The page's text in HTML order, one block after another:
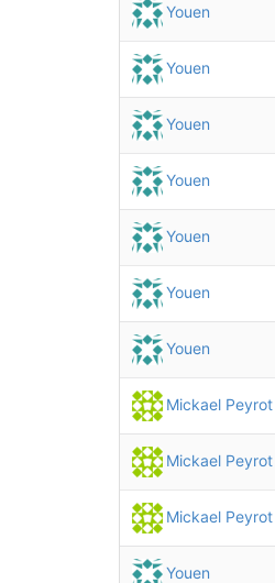
Youen
Youen
Youen
Youen
Youen
Youen
Youen
Mickael Peyrot
Mickael Peyrot
Mickael Peyrot
Youen